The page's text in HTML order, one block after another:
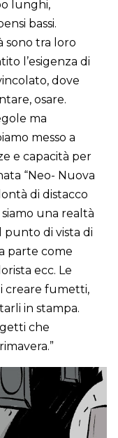
lunghi,
bassi.
sono tra loro
l’esigenza di
dove
osare.
ma
messo a
e capacità per
“Neo- Nuova
di distacco
una realtà
di vista di
parte come
ecc. Le
creare fumetti,
in stampa.
che